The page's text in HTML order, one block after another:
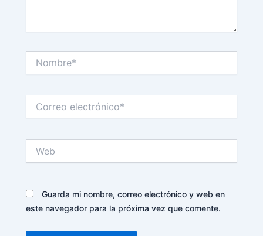
electrónico*
Guarda mi nombre, correo electrónico y web en
este navegador para la próxima vez que comente.